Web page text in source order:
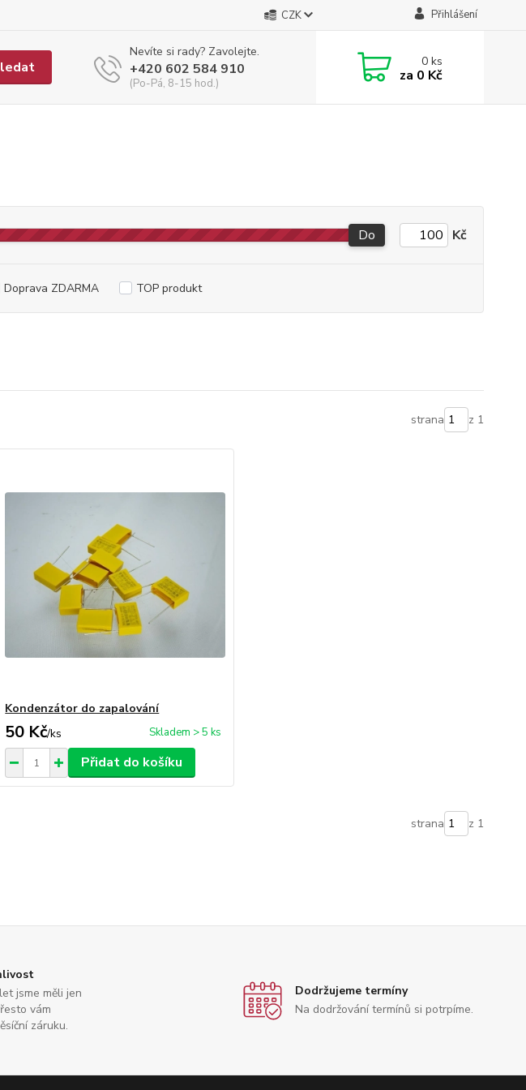
CZK Přihlášení
Nevíte si rady? Zavolejte.
+420 602 584 910
(Po-Pá, 8-15 hod.)
0ks
za 0 Kč
Do Kč
Doprava ZDARMA TOP produkt
strana z 1
Kondenzátor do zapalování
50 Kč/ks Skladem > 5 ks
Přidat do košíku
strana z 1
jsme měli jen
vám
záruku.
Dodržujeme termíny
Na dodržování termínů si potrpíme.